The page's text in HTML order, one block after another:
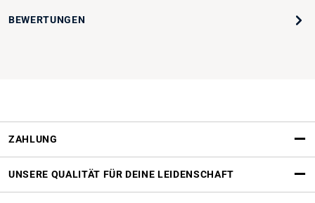
BEWERTUNGEN
ZAHLUNG
UNSERE QUALITÄT FÜR DEINE LEIDENSCHAFT